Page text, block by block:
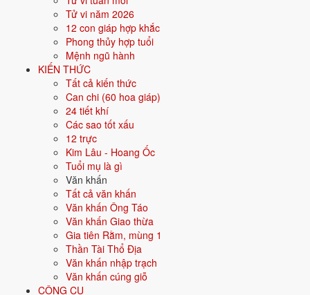
Tử vi năm 2026
12 con giáp hợp khắc
Phong thủy hợp tuổi
Mệnh ngũ hành
KIẾN THỨC
Tất cả kiến thức
Can chi (60 hoa giáp)
24 tiết khí
Các sao tốt xấu
12 trực
Kim Lâu - Hoang Ốc
Tuổi mụ là gì
Văn khấn
Tất cả văn khấn
Văn khấn Ông Táo
Văn khấn Giao thừa
Gia tiên Rằm, mùng 1
Thần Tài Thổ Địa
Văn khấn nhập trạch
Văn khấn cúng giỗ
CÔNG CỤ
Ngày sinh gia chủ (xem ngày hợp tuổi)
Xem
Chọn một tháng bất kỳ để xem ngày tốt - ngày xấu, hoặc nhập ngày
sinh để biết ngày nào hợp tuổi gia chủ.
Ngày tốt tháng 4/2030 theo từng
Mỗi việc dưới đây được xếp hạng ngày đẹp riêng theo tiêu chí phù
hợp; bấm vào thẻ để xem ngày tốt nhất và ngày nên tránh cho từng
Cưới hỏi
Trong tháng 4/2030 có 14 ngày tốt cho cưới hỏi. Tốt nhất: 25/4, 7/4,
✅ NGÀY ĐẸP NHẤT